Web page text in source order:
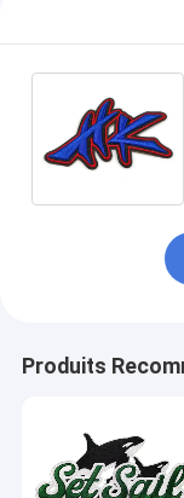
Produits